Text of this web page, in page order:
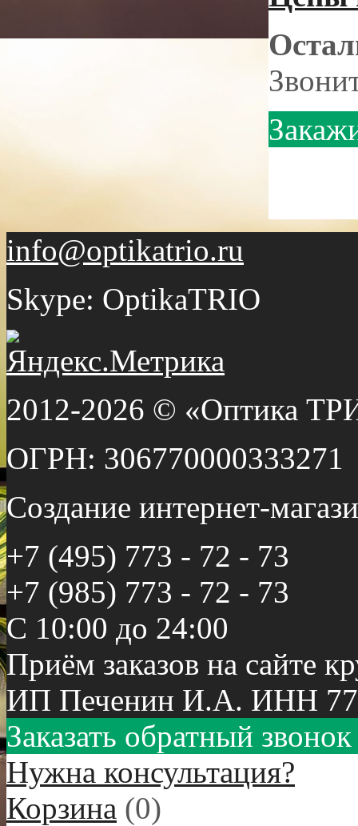
info@optikatrio.ru
Skype: OptikaTRIO
2012-2026 © «Оптика
ОГРН: 306770000333271
Создание интернет-
+7 (495) 773 - 72 - 73
+7 (985) 773 - 72 - 73
С 10:00 до 24:00
Приём заказов на сайте
ИП Печенин И.А. ИНН
Заказать обратный звонок
Нужна консультация?
Корзина (0)